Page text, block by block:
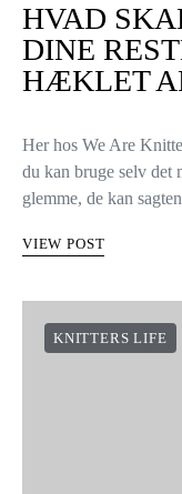
HVAD
DINE
HÆKLET
Her hos We Are
du kan bruge selv det
glemme, de kan
VIEW POST
KNITTERS LIFE